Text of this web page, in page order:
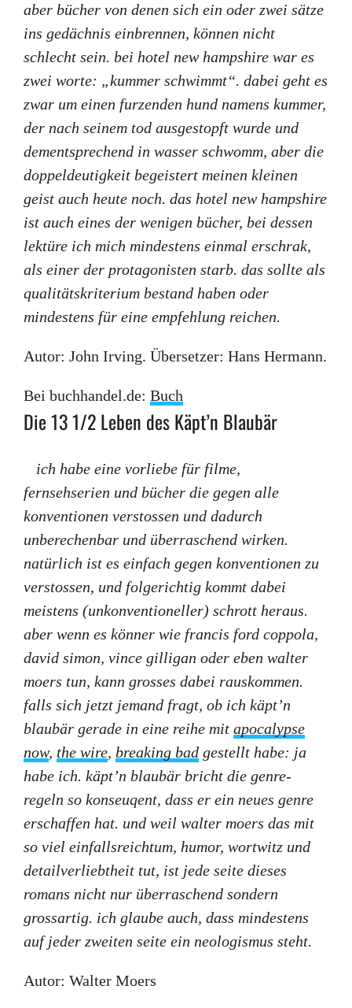
aber bücher von denen sich ein oder zwei sätze
ins gedächnis einbrennen, können nicht
schlecht sein. bei hotel new hampshire war es
zwei worte: „kummer schwimmt“. dabei geht es
zwar um einen furzenden hund namens kummer,
der nach seinem tod ausgestopft wurde und
dementsprechend in wasser schwomm, aber die
doppeldeutigkeit begeistert meinen kleinen
geist auch heute noch. das hotel new hampshire
ist auch eines der wenigen bücher, bei dessen
lektüre ich mich mindestens einmal erschrak,
als einer der protagonisten starb. das sollte als
qualitätskriterium bestand haben oder
mindestens für eine empfehlung reichen.
Autor: John Irving. Übersetzer: Hans Hermann.
Bei buchhandel.de: Buch
Die 13 1/2 Leben des Käpt’n Blaubär
ich habe eine vorliebe für filme,
fernsehserien und bücher die gegen alle
konventionen verstossen und dadurch
unberechenbar und überraschend wirken.
natürlich ist es einfach gegen konventionen zu
verstossen, und folgerichtig kommt dabei
meistens (unkonventioneller) schrott heraus.
aber wenn es könner wie francis ford coppola,
david simon, vince gilligan oder eben walter
moers tun, kann grosses dabei rauskommen.
falls sich jetzt jemand fragt, ob ich käpt’n
blaubär gerade in eine reihe mit apocalypse
now, the wire, breaking bad gestellt habe: ja
habe ich. käpt’n blaubär bricht die genre-
regeln so konseuqent, dass er ein neues genre
erschaffen hat. und weil walter moers das mit
so viel einfallsreichtum, humor, wortwitz und
detailverliebtheit tut, ist jede seite dieses
romans nicht nur überraschend sondern
grossartig. ich glaube auch, dass mindestens
auf jeder zweiten seite ein neologismus steht.
Autor: Walter Moers